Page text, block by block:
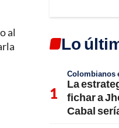
al
Lo
Colombianos
La
fichar a
Cabal